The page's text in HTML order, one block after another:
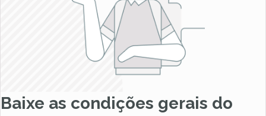
Baixe as condições gerais do